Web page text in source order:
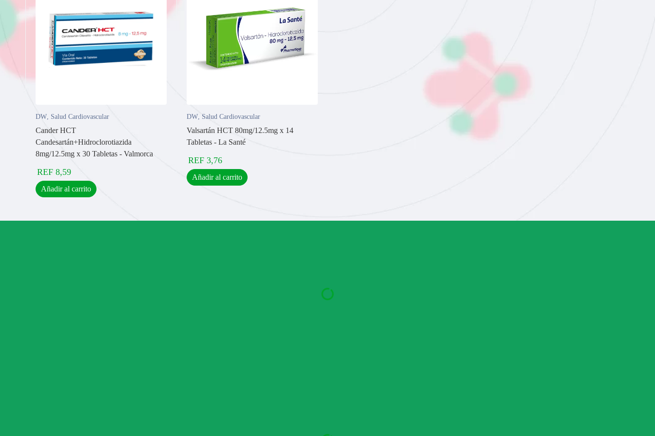
DW, Salud Cardiovascular
Cander HCT
Candesartán+Hidroclorotiazida
8mg/12.5mg x 30 Tabletas - Valmorca
REF 8,59
Añadir al carrito
DW, Salud Cardiovascular
Valsartán HCT 80mg/12.5mg x 14
Tabletas - La Santé
REF 3,76
Añadir al carrito